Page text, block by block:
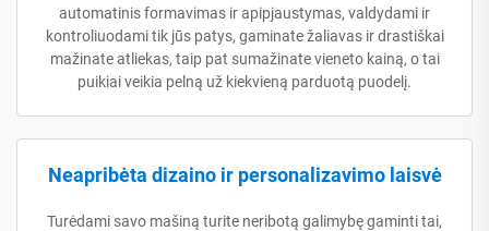
automatinis formavimas ir apipjaustymas, valdydami ir
kontroliuodami tik jūs patys, gaminate žaliavas ir drastiškai
mažinate atliekas, taip pat sumažinate vieneto kainą, o tai
puikiai veikia pelną už kiekvieną parduotą puodelį.
Neapribėta dizaino ir personalizavimo laisvė
Turėdami savo mašiną turite neribotą galimybę gaminti tai,